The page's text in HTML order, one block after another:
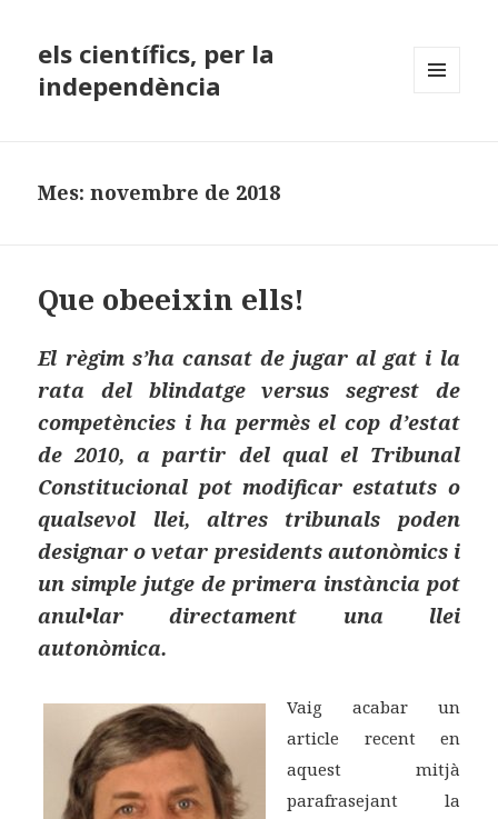
els científics, per la
independència
Mes:novembre de 2018
Que obeeixin ells!
El règim s’ha cansat de jugar al gat i la
rata del blindatge versus segrest de
competències i ha permès el cop d’estat
de 2010, a partir del qual el Tribunal
Constitucional pot modificar estatuts o
qualsevol llei, altres tribunals poden
designar o vetar presidents autonòmics i
un simple jutge de primera instància pot
anul•lar directament una llei
autonòmica.
Vaig acabar un
article recent en
aquest mitjà
parafrasejant la